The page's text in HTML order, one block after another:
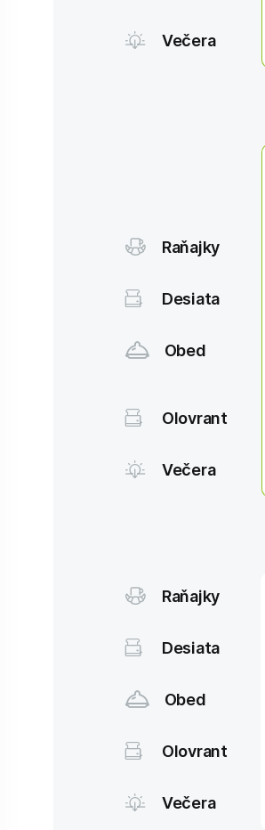
Večera
Raňajky
Desiata
Obed
Olovrant
Večera
Raňajky
Desiata
Obed
Olovrant
Večera